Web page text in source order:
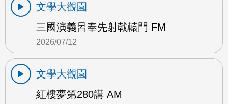
文學大觀園
三國演義呂奉先射戟轅門 FM
2026/07/12
文學大觀園
紅樓夢第280講 AM